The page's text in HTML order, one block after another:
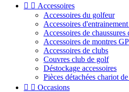
  Accessoires
Accessoires du golfeur
Accessoires
Accessoires de chaussures
Accessoires de montres
Accessoires de clubs
Couvres club de golf
Déstockage accessoires
Pièces détachées chariot
  Occasions